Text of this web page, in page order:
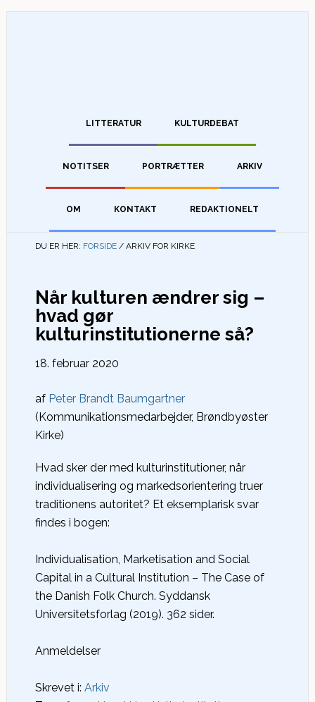
LITTERATUR KULTURDEBAT
NOTITSER PORTRÆTTER ARKIV
OM KONTAKT REDAKTIONELT
DU ER HER: FORSIDE /ARKIV FOR KIRKE
Når kulturen ændrer sig –
hvad gør
kulturinstitutionerne så?
18. februar 2020
af Peter Brandt Baumgartner
(Kommunikationsmedarbejder, Brøndbyøster
Kirke)
Hvad sker der med kulturinstitutioner, når
individualisering og markedsorientering truer
traditionens autoritet? Et eksemplarisk svar
findes i bogen:
Individualisation, Marketisation and Social
Capital in a Cultural Institution – The Case of
the Danish Folk Church. Syddansk
Universitetsforlag (2019). 362 sider.
Anmeldelser
Skrevet i: Arkiv